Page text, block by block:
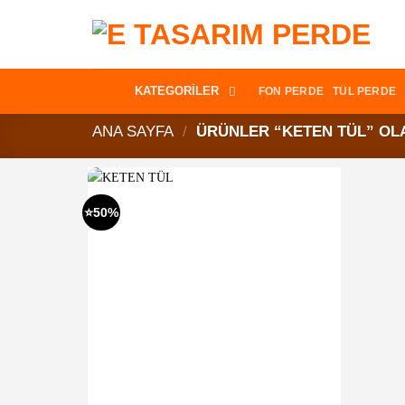
KATEGORİLER FON PERDE TÜL PERDE
ANA SAYFA / ÜRÜNLER “KETEN TÜL”
⭐50%